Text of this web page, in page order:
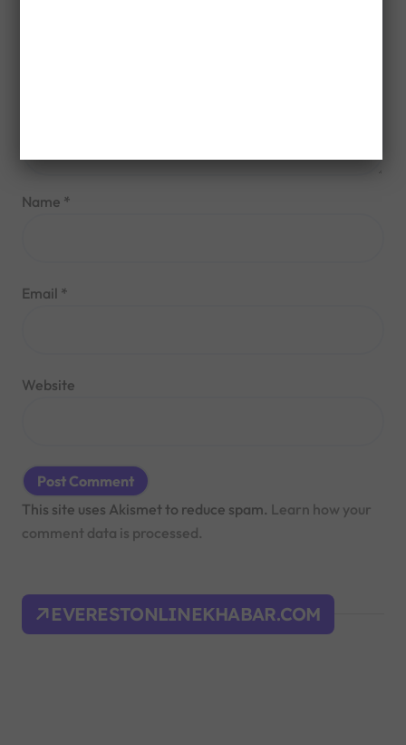
Name *
Email *
Website
This site uses Akismet to reduce spam. Learn how your
comment data is processed.
EVERESTONLINEKHABAR.COM